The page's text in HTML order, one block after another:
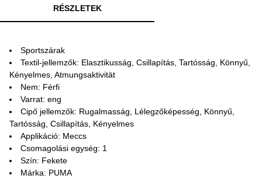
RÉSZLETEK
Sportszárak
Textil-jellemzők: Elasztikusság, Csillapítás, Tartósság, Könnyű,
Kényelmes, Atmungsaktivität
Nem: Férfi
Varrat: eng
Cipő jellemzők: Rugalmasság, Lélegzőképesség, Könnyű,
Tartósság, Csillapítás, Kényelmes
Applikáció: Meccs
Csomagolási egység: 1
Szín: Fekete
Márka: PUMA